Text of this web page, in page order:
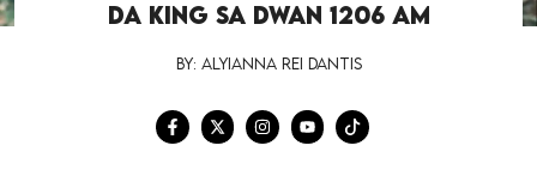
DA KING SA DWAN 1206 AM
By: Alyianna Rei Dantis